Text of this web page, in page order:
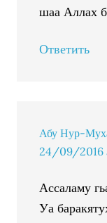
шаа Аллах
Ответить
Абу Нур-
24/09/2016
Ассаламу
Уа